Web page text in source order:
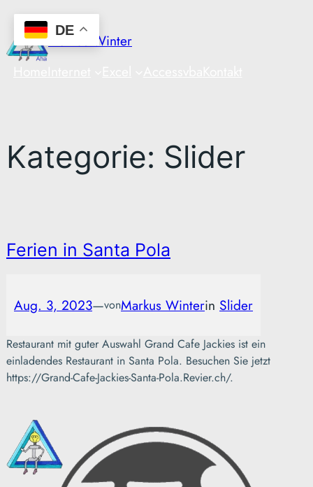
Zum
Inhalt
springen
Markus Winter
Kategorie: Slider
Ferien in Santa Pola
Aug. 3, 2023—vonMarkus Winterin Slider
Restaurant mit guter Auswahl Grand Cafe Jackies ist ein
einladendes Restaurant in Santa Pola. Besuchen Sie jetzt
https://Grand-Cafe-Jackies-Santa-Pola.Revier.ch/.
DE